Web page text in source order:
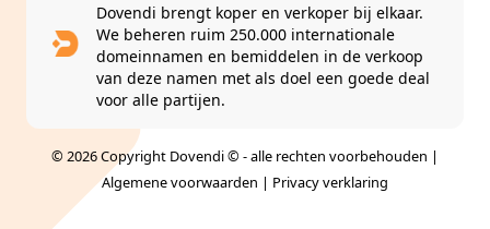
Dovendi brengt koper en verkoper bij elkaar.
We beheren ruim 250.000 internationale
domeinnamen en bemiddelen in de verkoop
van deze namen met als doel een goede deal
voor alle partijen.
© 2026 Copyright Dovendi © - alle rechten voorbehouden |
Algemene voorwaarden | Privacy verklaring